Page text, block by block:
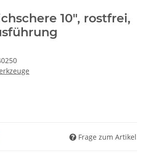
10", rostfrei,
Frage zum Artikel